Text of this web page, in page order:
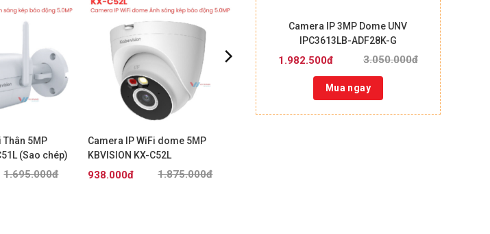
Camera IP 3MP Dome UNV
IPC3613LB-ADF28K-G
3.050.000đ
1.982.500đ
Mua ngay
Thân 5MP
(Sao chép)
1.695.000đ
Camera IP WiFi dome 5MP
KBVISION KX-C52L
1.875.000đ
938.000đ